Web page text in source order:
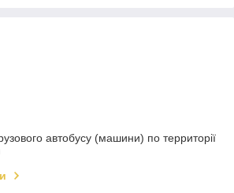
автобусу (машини) по территорії